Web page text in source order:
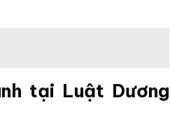
tại Luật Dương